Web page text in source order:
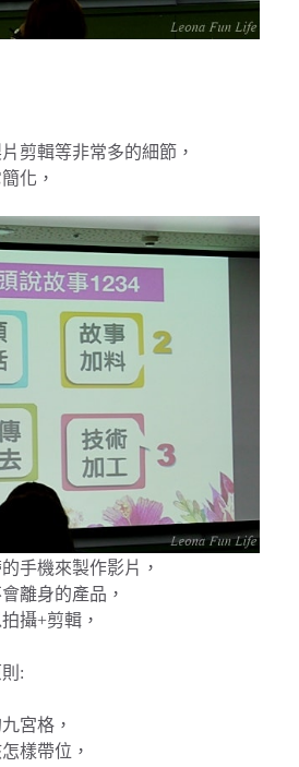
剪輯等非常多的細節，
化，
手機來製作影片，
離身的產品，
攝+剪輯，
:
宮格，
樣帶位，